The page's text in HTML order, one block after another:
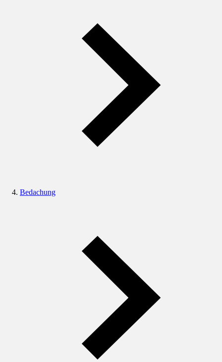
Bedachung